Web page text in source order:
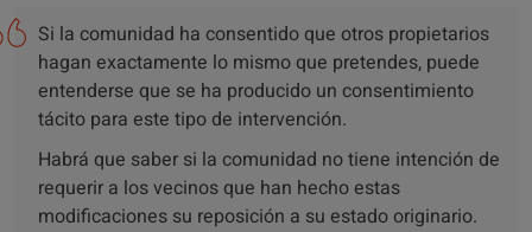
Si la comunidad ha consentido que otros propietarios
hagan exactamente lo mismo que pretendes, puede
entenderse que se ha producido un consentimiento
tácito para este tipo de intervención.
Habrá que saber si la comunidad no tiene intención de
requerir a los vecinos que han hecho estas
modificaciones su reposición a su estado originario.